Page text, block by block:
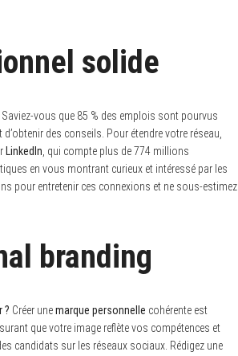
solide
vous que 85 % des emplois sont pourvus
des conseils. Pour étendre votre réseau,
LinkedIn, qui compte plus de 774 millions
en vous montrant curieux et intéressé par les
pour entretenir ces connexions et ne sous-estimez
branding
? Créer unemarque personnelle cohérente est
que votre image reflète vos compétences et
candidats sur les réseaux sociaux. Rédigez une